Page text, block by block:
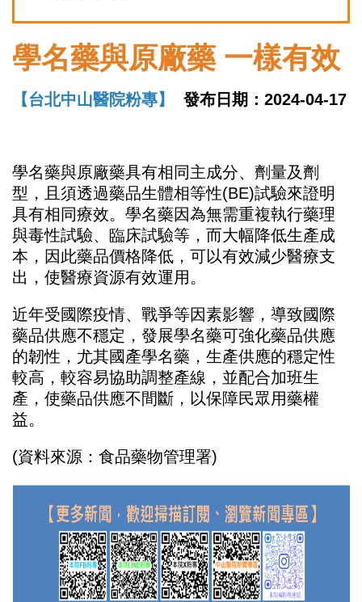
學名藥與原廠藥 一樣有效
【台北中山醫院粉專】 發布日期：2024-04-17
學名藥與原廠藥具有相同主成分、劑量及劑
型，且須透過藥品生體相等性(BE)試驗來證明
具有相同療效。學名藥因為無需重複執行藥理
與毒性試驗、臨床試驗等，而大幅降低生產成
本，因此藥品價格降低，可以有效減少醫療支
出，使醫療資源有效運用。
近年受國際疫情、戰爭等因素影響，導致國際
藥品供應不穩定，發展學名藥可強化藥品供應
的韌性，尤其國產學名藥，生產供應的穩定性
較高，較容易協助調整產線，並配合加班生
產，使藥品供應不間斷，以保障民眾用藥權
益。
(資料來源：食品藥物管理署)